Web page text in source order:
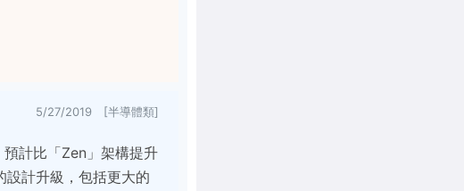
5/27/2019 [半導體類]
計比「Zen」架構提升
設計升級，包括更大的